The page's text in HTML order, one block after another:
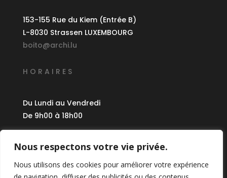
Nous respectons votre vie privée.
Nous utilisons des cookies pour améliorer votre expérience
153-155 Rue du Kiem (Entrée B)
L-8030 Strassen LUXEMBOURG
boito@archi.lu
HORAIRES
Du Lundi au Vendredi
De 9h00 à 18h00
©2024 Boito Architectes